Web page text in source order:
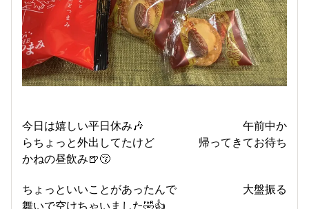
今日は嬉しい平日休み🎶 午前中か
らちょっと外出してたけど 帰ってきてお待ち
かねの昼飲み🍺😚
ちょっといいことがあったんで 大盤振る
舞いで空けちゃいました🤣👍